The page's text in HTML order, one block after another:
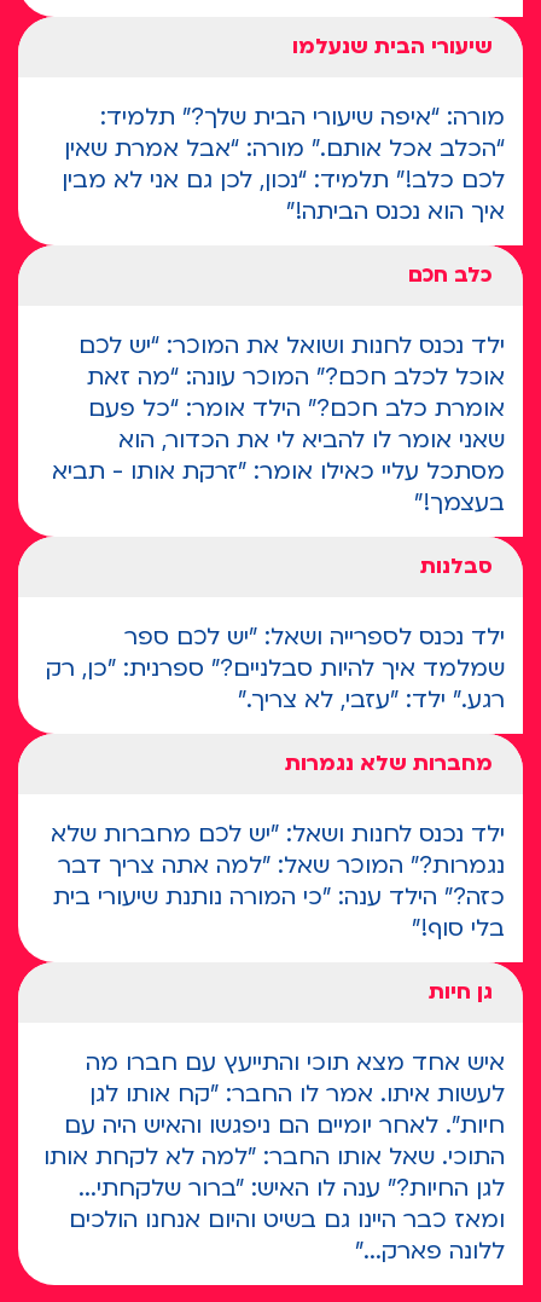
שיעורי הבית שנעלמו
מורה: “איפה שיעורי הבית שלך?” תלמיד:
“הכלב אכל אותם.” מורה: “אבל אמרת שאין
לכם כלב!” תלמיד: “נכון, לכן גם אני לא מבין
איך הוא נכנס הביתה!"
כלב חכם
ילד נכנס לחנות ושואל את המוכר: “יש לכם
אוכל לכלב חכם?” המוכר עונה: “מה זאת
אומרת כלב חכם?” הילד אומר: “כל פעם
שאני אומר לו להביא לי את הכדור, הוא
מסתכל עליי כאילו אומר: "זרקת אותו - תביא
בעצמך!"
סבלנות
ילד נכנס לספרייה ושאל: "יש לכם ספר
שמלמד איך להיות סבלניים?” ספרנית: "כן, רק
רגע.” ילד: "עזבי, לא צריך.”
מחברות שלא נגמרות
ילד נכנס לחנות ושאל: "יש לכם מחברות שלא
נגמרות?” המוכר שאל: "למה אתה צריך דבר
כזה?” הילד ענה: "כי המורה נותנת שיעורי בית
בלי סוף!”
גן חיות
איש אחד מצא תוכי והתייעץ עם חברו מה
לעשות איתו. אמר לו החבר: "קח אותו לגן
חיות". לאחר יומיים הם ניפגשו והאיש היה עם
התוכי. שאל אותו החבר: "למה לא לקחת אותו
לגן החיות?" ענה לו האיש: "ברור שלקחתי...
ומאז כבר היינו גם בשיט והיום אנחנו הולכים
ללונה פארק..."